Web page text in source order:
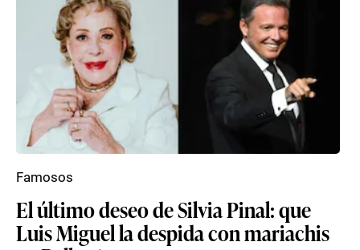
El último deseo de Silvia Pinal: que
Luis Miguel la despida con mariachis
Famosos